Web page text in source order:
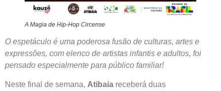
A Magia de Hip-Hop Circense
O espetáculo é uma poderosa fusão de culturas, artes e
expressões, com elenco de artistas infantis e adultos, foi
pensado especialmente para público familiar!
Neste final de semana, Atibaia receberá duas